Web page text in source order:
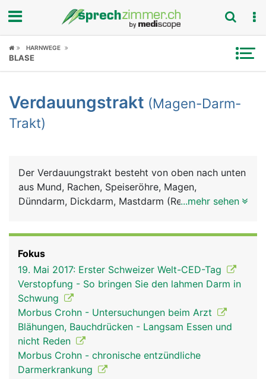
Fokus
Symptome
Ratgeber
HARNWEGE
BLASE
Verdauungstrakt (Magen-Darm-
Trakt)
Der Verdauungstrakt besteht von oben nach unten
aus Mund, Rachen, Speiseröhre, Magen,
Dünndarm, Dickdarm, Mastdarm (Rektum) und
Zähnen zerkleinert und mit dem Sekret der
Speicheldrüsen vermischt. Der Speichel macht
feste Bissen gleitfähig und leitet die Verdauung
der zuckerhaltigen Lebensmittel (Kohlenhydrate)
ein. In Magen und Darm wird die Nahrung weiter
aufgespalten ("verdaut"). Dabei helfen die
Verdauungssäfte der Bauchspeicheldrüse und die
Galle aus der Leber. Wichtige Nährstoffe werden
vom Darm über die Schleimhaut ins Blut
...mehr sehen
Fokus
19. Mai 2017: Erster Schweizer Welt-CED-Tag
Verstopfung - So bringen Sie den lahmen Darm in
Schwung
Morbus Crohn - Untersuchungen beim Arzt
Blähungen, Bauchdrücken - Langsam Essen und
nicht Reden
Morbus Crohn - chronische entzündliche
Darmerkrankung